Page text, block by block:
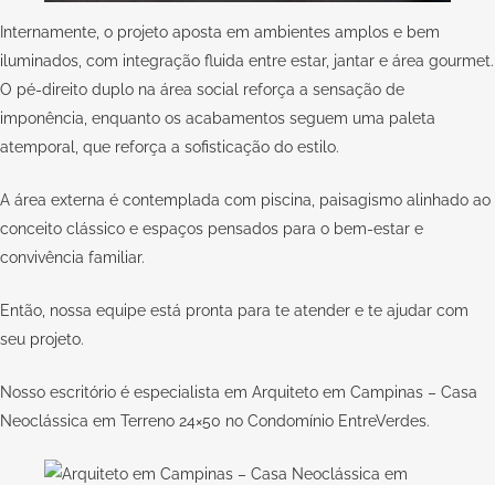
Internamente, o projeto aposta em ambientes amplos e bem
iluminados, com integração fluida entre estar, jantar e área gourmet.
O pé-direito duplo na área social reforça a sensação de
imponência, enquanto os acabamentos seguem uma paleta
atemporal, que reforça a sofisticação do estilo.
A área externa é contemplada com piscina, paisagismo alinhado ao
conceito clássico e espaços pensados para o bem-estar e
convivência familiar.
Então, nossa equipe está pronta para te atender e te ajudar com
seu projeto.
Nosso escritório é especialista em Arquiteto em Campinas – Casa
Neoclássica em Terreno 24×50 no Condomínio EntreVerdes.